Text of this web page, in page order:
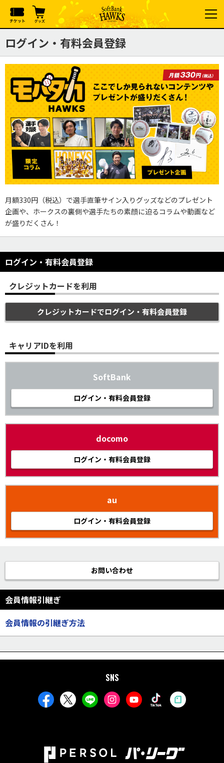
ログイン・有料会員登録
月額330円（税込）で選手直筆サイン入りグッズなどのプレゼント
企画や、ホークスの裏側や選手たちの素顔に迫るコラムや動画など
が盛りだくさん！
ログイン・有料会員登録
クレジットカードを利用
クレジットカードでログイン・有料会員登録
キャリアIDを利用
SoftBank
ログイン・有料会員登録
docomo
ログイン・有料会員登録
au
ログイン・有料会員登録
お問い合わせ
会員情報引継ぎ
会員情報の引継ぎ方法
SNS